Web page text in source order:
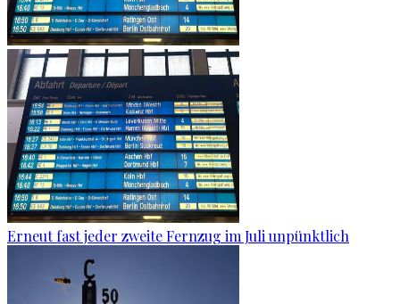
Erneut fast jeder zweite Fernzug im Juli unpünktlich